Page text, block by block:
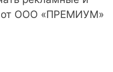
от ООО «ПРЕМИУМ»